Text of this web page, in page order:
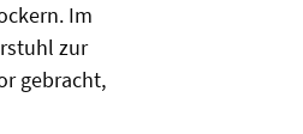
Im
zur
gebracht,